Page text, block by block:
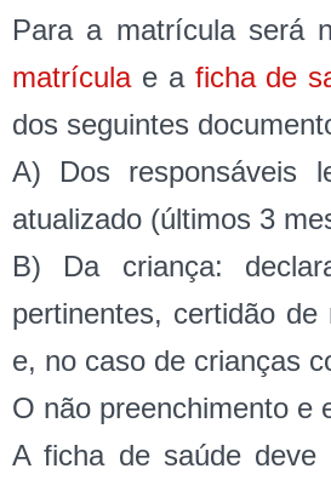
Para a matrícula será
matrículae a ficha de
dos seguintes
A) Dos responsáveis
atualizado (últimos 3
B) Da criança:
pertinentes, certidão
e, no caso de crianças
O não preenchimento e
A ficha de saúde deve